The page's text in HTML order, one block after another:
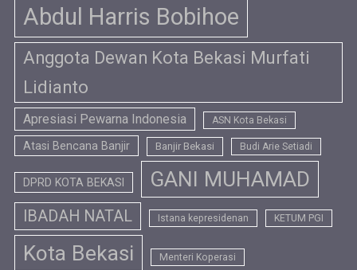
Abdul Harris Bobihoe
Anggota Dewan Kota Bekasi Murfati
Lidianto
Apresiasi Pewarna Indonesia ASN Kota Bekasi
Atasi Bencana Banjir Banjir Bekasi Budi Arie Setiadi
DPRD KOTA BEKASI GANI MUHAMAD
IBADAH NATAL Istana kepresidenan KETUM PGI
Kota Bekasi Menteri Koperasi